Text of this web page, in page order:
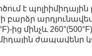
է
ից մինչև
ժապավենը